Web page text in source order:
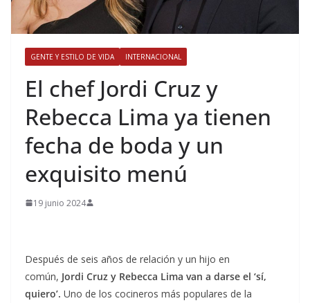
GENTE Y ESTILO DE VIDA INTERNACIONAL
​El chef Jordi Cruz y
Rebecca Lima ya tienen
fecha de boda y un
exquisito menú
19 junio 2024
Después de seis años de relación y un hijo en
común, Jordi Cruz y Rebecca Lima van a darse el ‘sí,
quiero’. Uno de los cocineros más populares de la